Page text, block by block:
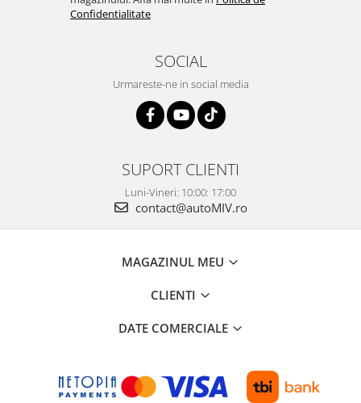
Confidentialitate
SOCIAL
Urmareste-ne in social media
SUPORT CLIENTI
Luni-Vineri: 10:00: 17:00
contact@autoMIV.ro
MAGAZINUL MEU
CLIENTI
DATE COMERCIALE